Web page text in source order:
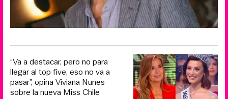
“Va a destacar, pero no para
llegar al top five, eso no va a
pasar”, opina Viviana Nunes
sobre la nueva Miss Chile